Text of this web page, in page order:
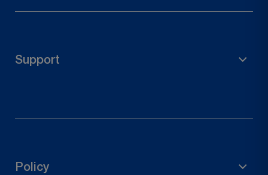
Material de andamiaje
Support
Derecho de desistimiento
Policy